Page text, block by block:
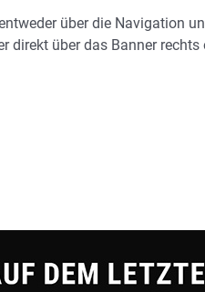
über die Navigation
direkt über das Banner rechts